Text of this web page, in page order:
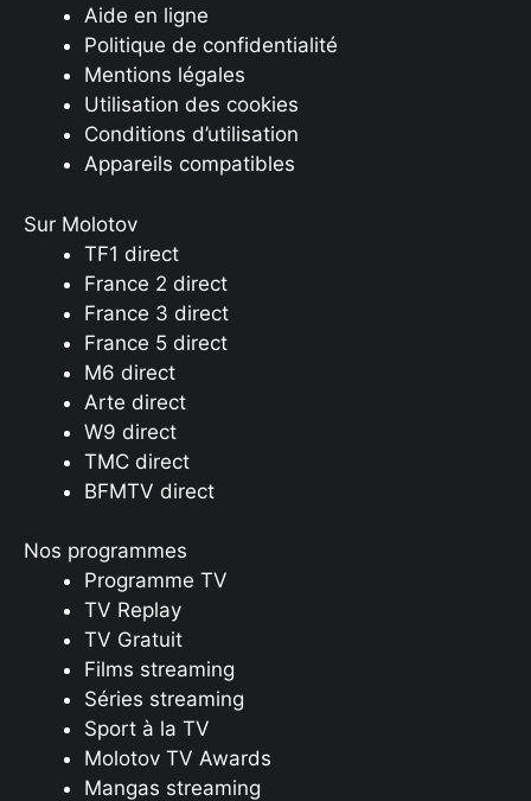
Aide en ligne
Politique de confidentialité
Mentions légales
Utilisation des cookies
Conditions d’utilisation
Appareils compatibles
Sur Molotov
TF1 direct
France 2 direct
France 3 direct
France 5 direct
M6 direct
Arte direct
W9 direct
TMC direct
BFMTV direct
Nos programmes
Programme TV
TV Replay
TV Gratuit
Films streaming
Séries streaming
Sport à la TV
Molotov TV Awards
Mangas streaming